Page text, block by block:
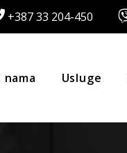
+387 33 204-450
nama Usluge